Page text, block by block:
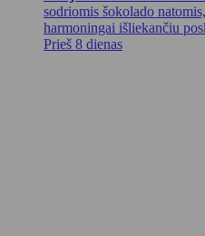
sodriomis šokolado
harmoningai išliekančiu
Prieš 8 dienas